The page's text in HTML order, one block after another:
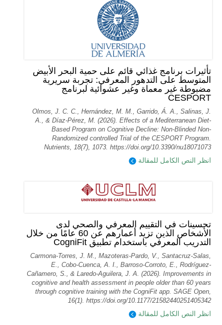
تأثيرات برنامج غذائي قائم على حمية البحر الأبيض
المتوسط على التدهور المعرفي: تجربة سريرية
مضبوطة غير معماة وغير عشوائية لبرنامج
CESPORT
Olmos, J. C. C., Hernández, M. M., Garrido, Á. A., Salinas, J.
A., & Díaz-Pérez, M. (2026). Effects of a Mediterranean Diet-
Based Program on Cognitive Decline: Non-Blinded Non-
Randomized controlled Trial of the CESPORT Program.
Nutrients, 18(7), 1073. https://doi.org/10.3390/nu18071073
انظر النص الكامل للمقالة
تحسينات في التقييم المعرفي والصحي لدى
الأشخاص الذين تزيد أعمارهم عن 60 عامًا من خلال
التدريب المعرفي باستخدام تطبيق CogniFit
Carmona-Torres, J. M., Mazoteras-Pardo, V., Santacruz-Salas,
E., Cobo-Cuenca, A. I., Barroso-Corroto, E., Rodríguez-
Cañamero, S., & Laredo-Aguilera, J. A. (2026). Improvements in
cognitive and health assessment in people older than 60 years
through cognitive training with the CogniFit app. SAGE Open,
16(1). https://doi.org/10.1177/21582440251405342
انظر النص الكامل للمقالة